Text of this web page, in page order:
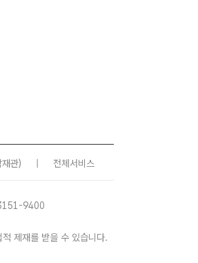
관) 전체서비스
9400
제재를 받을 수 있습니다.